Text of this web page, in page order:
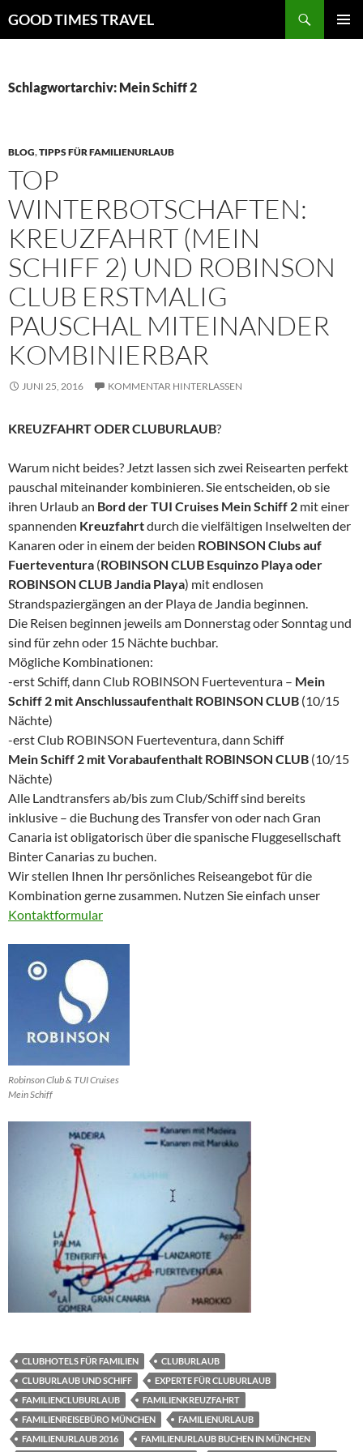
Inhalt
GOOD TIMES TRAVEL
Schlagwortarchiv: Mein Schiff 2
BLOG,TIPPS FÜR FAMILIENURLAUB
TOP
WINTERBOTSCHAFTEN:
KREUZFAHRT (MEIN
SCHIFF 2) UND ROBINSON
CLUB ERSTMALIG
PAUSCHAL MITEINANDER
KOMBINIERBAR
JUNI 25, 2016 KOMMENTAR HINTERLASSEN
KREUZFAHRT ODER CLUBURLAUB?
Warum nicht beides? Jetzt lassen sich zwei Reisearten perfekt
pauschal miteinander kombinieren. Sie entscheiden, ob sie
ihren Urlaub an Bord der TUI Cruises Mein Schiff 2 mit einer
spannenden Kreuzfahrtdurch die vielfältigen Inselwelten der
Kanaren oder in einem der beiden ROBINSON Clubs auf
Fuerteventura (ROBINSON CLUB Esquinzo Playa oder
ROBINSON CLUB Jandia Playa) mit endlosen
Strandspaziergängen an der Playa de Jandia beginnen.
Die Reisen beginnen jeweils am Donnerstag oder Sonntag und
sind für zehn oder 15 Nächte buchbar.
Mögliche Kombinationen:
-erst Schiff, dann Club ROBINSON Fuerteventura – Mein
Schiff 2 mit Anschlussaufenthalt ROBINSON CLUB (10/15
Nächte)
-erst Club ROBINSON Fuerteventura, dann Schiff
Mein Schiff 2 mit Vorabaufenthalt ROBINSON CLUB (10/15
Nächte)
Alle Landtransfers ab/bis zum Club/Schiff sind bereits
inklusive – die Buchung des Transfer von oder nach Gran
Canaria ist obligatorisch über die spanische Fluggesellschaft
Binter Canarias zu buchen.
Wir stellen Ihnen Ihr persönliches Reiseangebot für die
Kombination gerne zusammen. Nutzen Sie einfach unser
Kontaktformular
Robinson Club & TUI Cruises
Mein Schiff
CLUBHOTELS FÜR FAMILIEN
CLUBURLAUB
CLUBURLAUB UND SCHIFF
EXPERTE FÜR CLUBURLAUB
FAMILIENCLUBURLAUB
FAMILIENKREUZFAHRT
FAMILIENREISEBÜRO MÜNCHEN
FAMILIENURLAUB
FAMILIENURLAUB 2016
FAMILIENURLAUB BUCHEN IN MÜNCHEN